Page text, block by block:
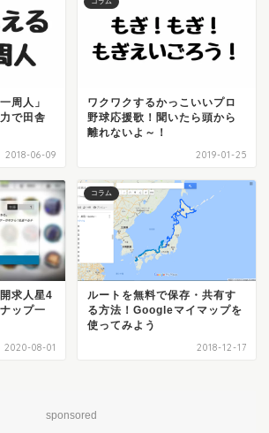
周人」
で田舎
2018-06-09
ワクワクするかっこいいプロ
野球応援歌！聞いたら頭から
離れないよ～！
2019-01-25
求人星4
ップ一
2020-08-01
コラム
ルートを無料で保存・共有す
る方法！Googleマイマップを
使ってみよう
2018-12-17
sponsored